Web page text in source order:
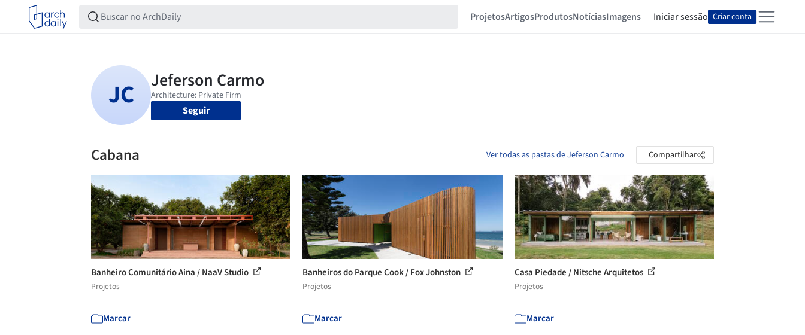
ProjetosArtigosProdutosNotíciasImagens Iniciar sessão Criar conta
Seguir
Cabana Ver todas as pastas de Jeferson Carmo Compartilhar
Banheiro Comunitário Aina / NaaV Studio
Projetos
Marcar
Banheiros do Parque Cook / Fox Johnston
Projetos
Marcar
Casa Piedade / Nitsche Arquitetos
Projetos
Marcar